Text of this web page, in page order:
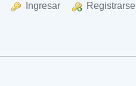
Ingresar Registrarse